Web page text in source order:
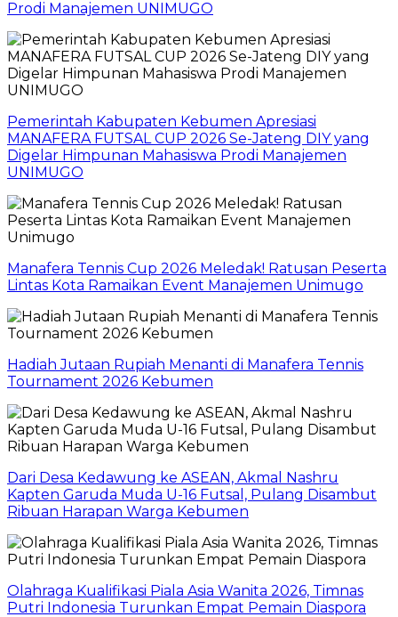
Prodi Manajemen UNIMUGO
Pemerintah Kabupaten Kebumen Apresiasi
MANAFERA FUTSAL CUP 2026 Se-Jateng DIY yang
Digelar Himpunan Mahasiswa Prodi Manajemen
UNIMUGO
Manafera Tennis Cup 2026 Meledak! Ratusan Peserta
Lintas Kota Ramaikan Event Manajemen Unimugo
Hadiah Jutaan Rupiah Menanti di Manafera Tennis
Tournament 2026 Kebumen
Dari Desa Kedawung ke ASEAN, Akmal Nashru
Kapten Garuda Muda U-16 Futsal, Pulang Disambut
Ribuan Harapan Warga Kebumen
Olahraga Kualifikasi Piala Asia Wanita 2026, Timnas
Putri Indonesia Turunkan Empat Pemain Diaspora